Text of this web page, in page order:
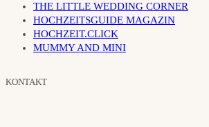
THE LITTLE WEDDING CORNER
HOCHZEITSGUIDE MAGAZIN
HOCHZEIT.CLICK
MUMMY AND MINI
KONTAKT